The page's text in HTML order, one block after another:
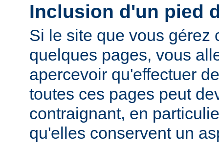
Inclusion d'un pied
Si le site que vous gérez
quelques pages, vous
apercevoir qu'effectuer
toutes ces pages peut
contraignant, en
qu'elles conservent un